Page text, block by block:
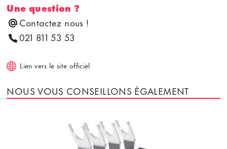
Une question ?
Contactez nous !
021 811 53 53
Lien vers le site officiel
NOUS VOUS CONSEILLONS ÉGALEMENT